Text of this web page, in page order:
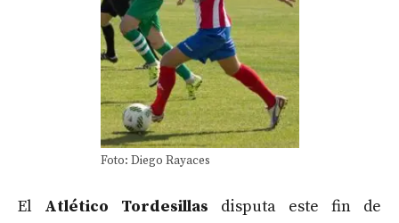
Foto: Diego Rayaces
El Atlético Tordesillas disputa este fin de